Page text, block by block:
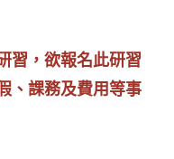
習，欲報名此研習
、課務及費用等事